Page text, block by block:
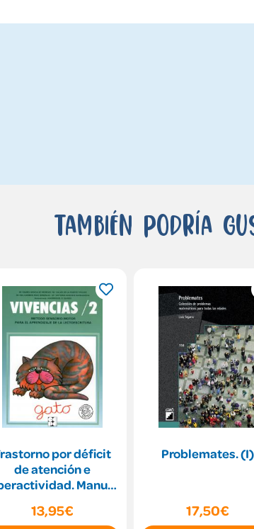
También podría
por déficit
de atención e
Manual
13,95€
Problemates. (I)
17,50€